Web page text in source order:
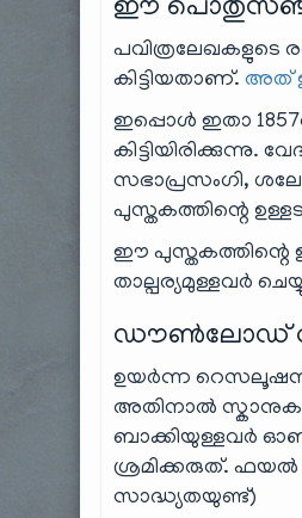
ഈ
പവിത്രലേഖകളുടെ
കിട്ടിയതാണ്.അത്
ഇപ്പൊൾ ഇതാ 1857ൽ
സഭാപ്രസംഗി,
പുസ്തകത്തിന്റെ
ഈ പുസ്തകത്തിന്റെ
താല്പര്യമുള്ളവർ
ഡൗൺലോഡ്
ഉയർന്ന
അതിനാൽ
ബാക്കിയുള്ളവർ
ശ്രമിക്കരുത്.
സാദ്ധ്യതയുണ്ട്)